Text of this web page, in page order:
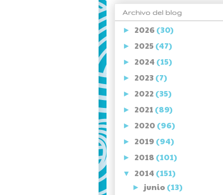
Archivo del blog
► 2026 (30)
► 2025 (47)
► 2024 (15)
► 2023 (7)
► 2022 (35)
► 2021 (89)
► 2020 (96)
► 2019 (94)
► 2018 (101)
▼ 2014 (151)
► junio (13)